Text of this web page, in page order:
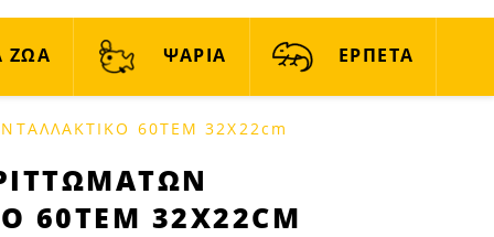
ΖΩΑ ΨΑΡΙΑ ΕΡΠΕΤΑ
60ΤΕΜ 32Χ22cm
60ΤΕΜ 32Χ22CM